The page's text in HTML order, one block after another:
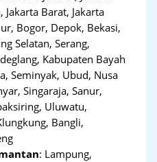
Jakarta Barat, Jakarta
Bogor, Depok, Bekasi,
Selatan, Serang,
Kabupaten Bayah
Seminyak, Ubud, Nusa
Singaraja, Sanur,
Uluwatu,
Bangli,
: Lampung,